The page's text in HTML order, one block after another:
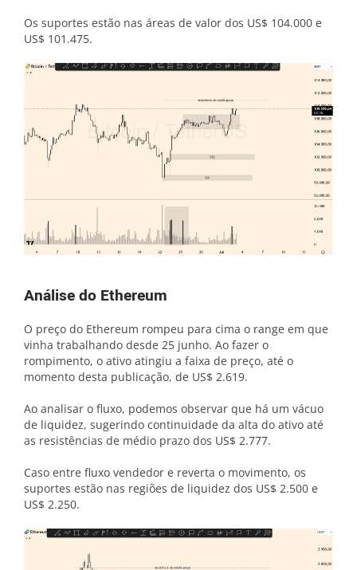
Os suportes estão nas áreas de valor dos US$ 104.000 e
US$ 101.475.
Análise do Ethereum
O preço do Ethereum rompeu para cima o range em que
vinha trabalhando desde 25 junho. Ao fazer o
rompimento, o ativo atingiu a faixa de preço, até o
momento desta publicação, de US$ 2.619.
Ao analisar o fluxo, podemos observar que há um vácuo
de liquidez, sugerindo continuidade da alta do ativo até
as resistências de médio prazo dos US$ 2.777.
Caso entre fluxo vendedor e reverta o movimento, os
suportes estão nas regiões de liquidez dos US$ 2.500 e
US$ 2.250.